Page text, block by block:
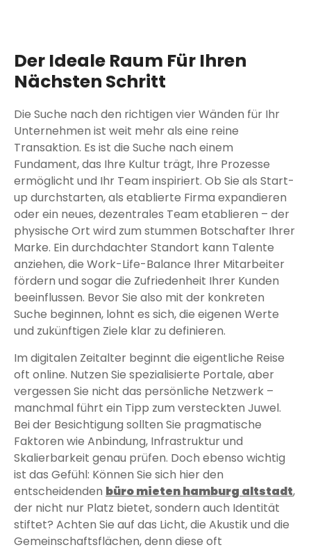
Der Ideale Raum Für Ihren
Nächsten Schritt
Die Suche nach den richtigen vier Wänden für Ihr
Unternehmen ist weit mehr als eine reine
Transaktion. Es ist die Suche nach einem
Fundament, das Ihre Kultur trägt, Ihre Prozesse
ermöglicht und Ihr Team inspiriert. Ob Sie als Start-
up durchstarten, als etablierte Firma expandieren
oder ein neues, dezentrales Team etablieren – der
physische Ort wird zum stummen Botschafter Ihrer
Marke. Ein durchdachter Standort kann Talente
anziehen, die Work-Life-Balance Ihrer Mitarbeiter
fördern und sogar die Zufriedenheit Ihrer Kunden
beeinflussen. Bevor Sie also mit der konkreten
Suche beginnen, lohnt es sich, die eigenen Werte
und zukünftigen Ziele klar zu definieren.
Im digitalen Zeitalter beginnt die eigentliche Reise
oft online. Nutzen Sie spezialisierte Portale, aber
vergessen Sie nicht das persönliche Netzwerk –
manchmal führt ein Tipp zum versteckten Juwel.
Bei der Besichtigung sollten Sie pragmatische
Faktoren wie Anbindung, Infrastruktur und
Skalierbarkeit genau prüfen. Doch ebenso wichtig
ist das Gefühl: Können Sie sich hier den
entscheidenden büro mieten hamburg altstadt,
der nicht nur Platz bietet, sondern auch Identität
stiftet? Achten Sie auf das Licht, die Akustik und die
Gemeinschaftsflächen, denn diese oft